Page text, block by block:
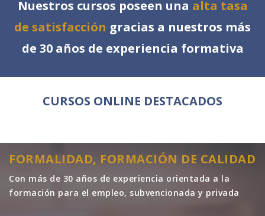
Nuestros cursos poseen una alta tasa
de satisfacción gracias a nuestros más
de 30 años de experiencia formativa
CURSOS ONLINE DESTACADOS
FORMALIDAD, FORMACIÓN DE CALIDAD
Con más de 30 años de experiencia orientada a la
formación para el empleo, subvencionada y privada